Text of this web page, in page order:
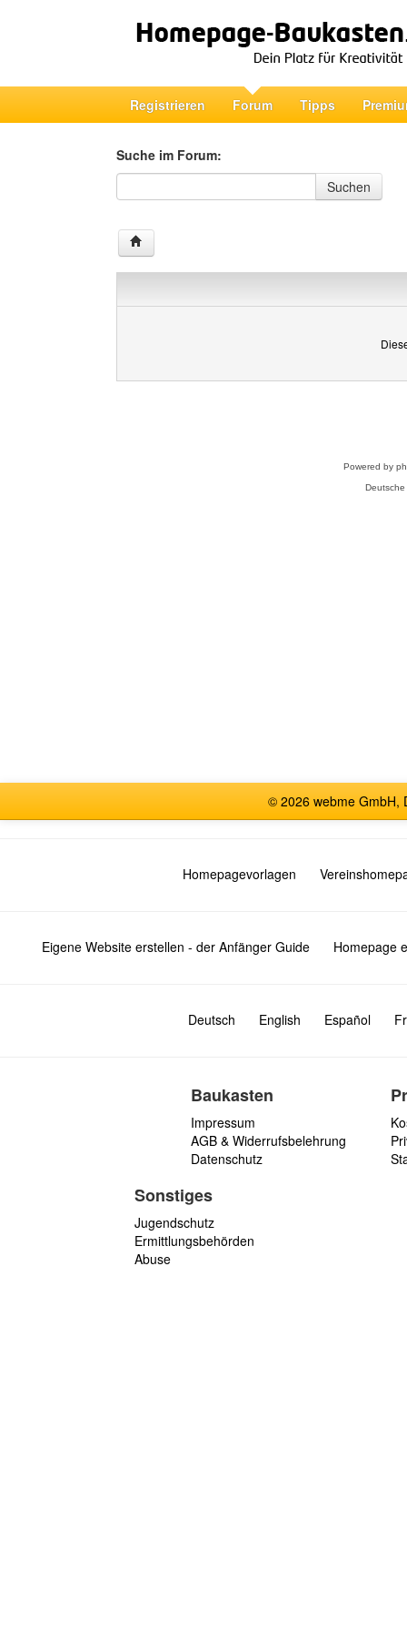
Registrieren Forum Tipps
Suche im Forum:
Suche im Forum
Suchen
Powered by
© 2026 webme GmbH,
Homepagevorlagen
Eigene Website erstellen - der Anfänger Guide Homepage
Deutsch English Español
Baukasten
Impressum
AGB & Widerrufsbelehrung
Datenschutz
Sonstiges
Jugendschutz
Ermittlungsbehörden
Abuse